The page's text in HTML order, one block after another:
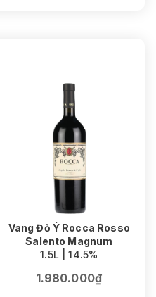
Vang Đỏ Ý Rocca Rosso
Salento Magnum
1.5L | 14.5%
1.980.000₫